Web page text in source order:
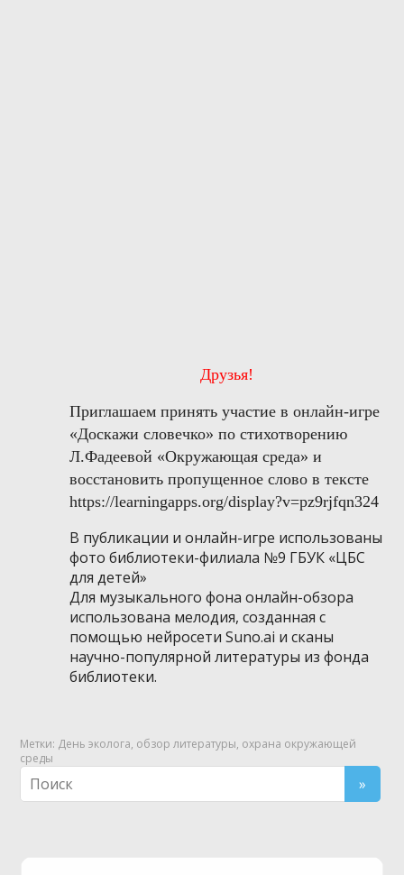
Друзья!
Приглашаем принять участие в онлайн-игре
«Доскажи словечко» по стихотворению
Л.Фадеевой «Окружающая среда» и
восстановить пропущенное слово в тексте
https://learningapps.org/display?v=pz9rjfqn324
В публикации и онлайн-игре использованы
фото библиотеки-филиала №9 ГБУК «ЦБС
для детей»
Для музыкального фона онлайн-обзора
использована мелодия, созданная с
помощью нейросети Suno.ai и сканы
научно-популярной литературы из фонда
библиотеки.
Метки: День эколога, обзор литературы, охрана окружающей
среды